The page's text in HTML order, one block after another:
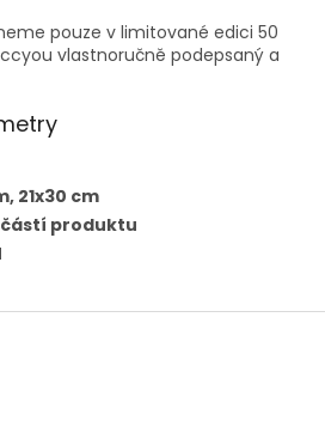
pouze v limitované edici 50
vlastnoručně podepsaný a
21x30 cm
produktu